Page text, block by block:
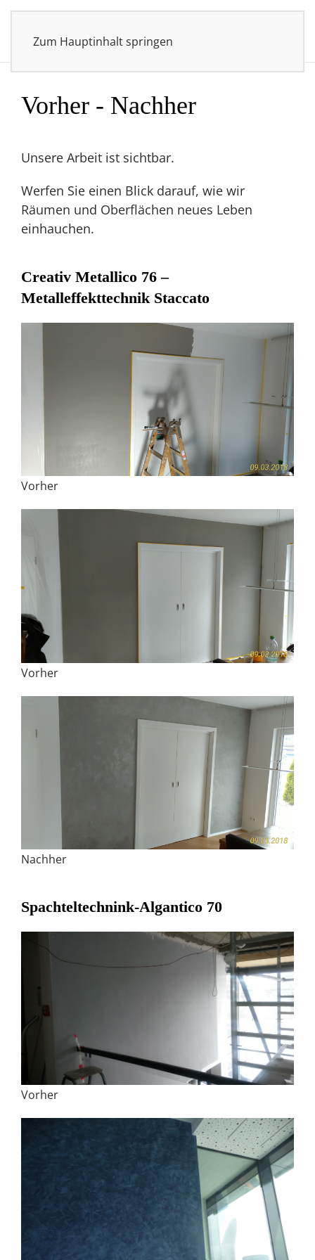
Zum Hauptinhalt springen
Vorher - Nachher
Unsere Arbeit ist sichtbar.
Werfen Sie einen Blick darauf, wie wir
Räumen und Oberflächen neues Leben
einhauchen.
Creativ Metallico 76 –
Metalleffekttechnik Staccato
Vorher
Vorher
Nachher
Spachteltechnink-Algantico 70
Vorher